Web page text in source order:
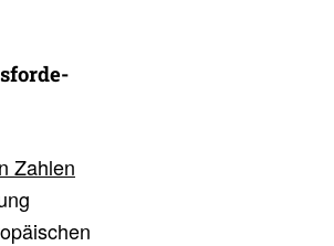
Zahlen